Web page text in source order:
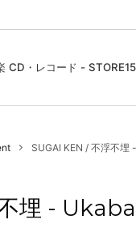
CD・レコード -
DVD,
Jazz /
House
お気に入
SUGAI KEN / 不浮不
埋 -